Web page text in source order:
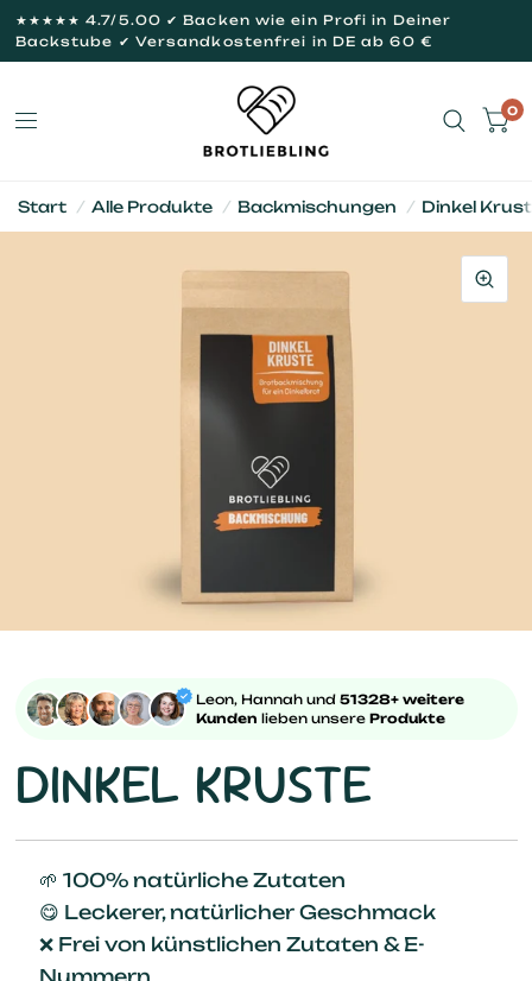
★★★★★ 4.7/5.00 ✔ Backen wie ein Profi in Deiner
Backstube ✔ Versandkostenfrei in DE ab 60 €
0
Start / Alle Produkte / Backmischungen / Dinkel
Leon, Hannah und 51328+ weitere
Kunden lieben unsere Produkte
DINKEL KRUSTE
🌱 100% natürliche Zutaten
😋 Leckerer, natürlicher Geschmack
❌ Frei von künstlichen Zutaten & E-
Nummern